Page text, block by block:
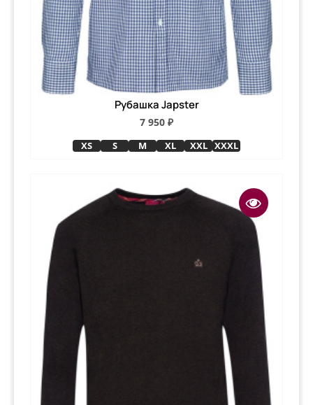
Рубашка Japster
7 950 ₽
XS S M XL XXL XXXL